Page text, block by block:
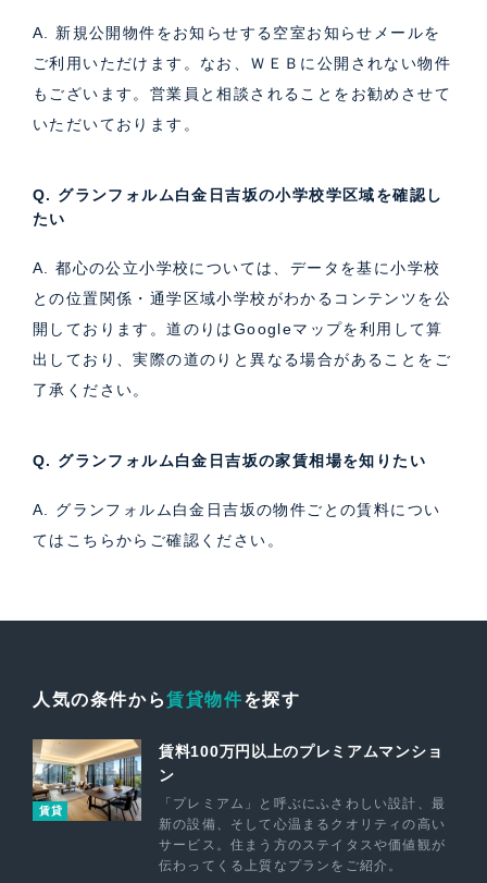
A. 新規公開物件をお知らせする空室お知らせメールを
ご利用いただけます。なお、ＷＥＢに公開されない物件
もございます。営業員と相談されることをお勧めさせて
いただいております。
Q. グランフォルム白金日吉坂の小学校学区域を確認し
たい
A. 都心の公立小学校については、データを基に小学校
との位置関係・通学区域小学校がわかるコンテンツを公
開しております。道のりはGoogleマップを利用して算
出しており、実際の道のりと異なる場合があることをご
了承ください。
Q. グランフォルム白金日吉坂の家賃相場を知りたい
A. グランフォルム白金日吉坂の物件ごとの賃料につい
ては こちらからご確認ください。
人気の条件から賃貸物件を探す
賃貸
賃料100万円以上のプレミアムマンショ
ン
「プレミアム」と呼ぶにふさわしい設計、最
新の設備、そして心温まるクオリティの高い
サービス。住まう方のステイタスや価値観が
伝わってくる上質なプランをご紹介。